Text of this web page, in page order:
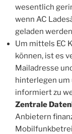
wesentlich
wenn AC
geladen
Um mittels EC
können, ist es
Mailadresse
hinterlegen
informiert zu
Zentrale
Anbietern